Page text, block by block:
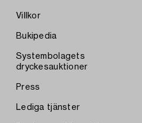
Villkor
Bukipedia
Systembolagets
dryckesauktioner
Press
Lediga tjänster